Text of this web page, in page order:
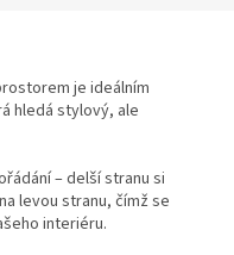
je ideálním
hledá stylový, ale
– delší stranu si
levou stranu, čímž se
interiéru.